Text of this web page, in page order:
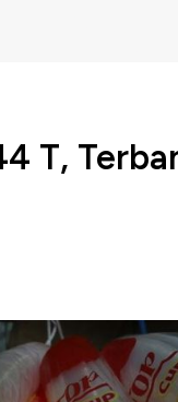
T,